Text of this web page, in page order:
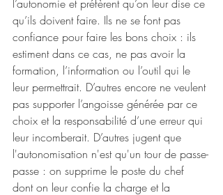
l’autonomie et préfèrent qu’on leur dise ce
qu’ils doivent faire. Ils ne se font pas
confiance pour faire les bons choix : ils
estiment dans ce cas, ne pas avoir la
formation, l’information ou l’outil qui le
leur permettrait. D’autres encore ne veulent
pas supporter l’angoisse générée par ce
choix et la responsabilité d’une erreur qui
leur incomberait. D’autres jugent que
l'autonomisation n'est qu'un tour de passe-
passe : on supprime le poste du chef
dont on leur confie la charge et la